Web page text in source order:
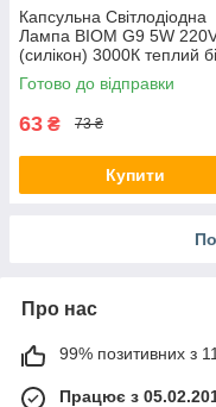
Капсульна Світлодіодна
Лампа BIOM G9 5W
(силікон) 3000К теплий
Готово до відправки
63 ₴ 73 ₴
Купити
Про нас
99% позитивних з
Працює з